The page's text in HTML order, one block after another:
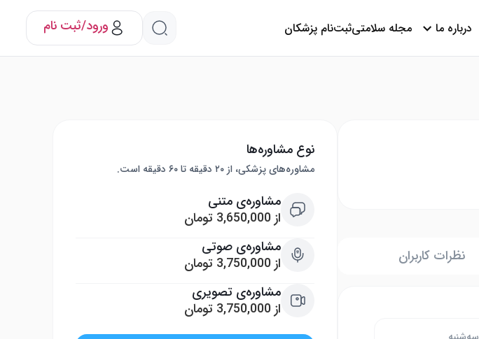
درباره ما مجله سلامتیثبت‌نام پزشکان ورود/ثبت نام
نظرات کاربران
نوع مشاوره‌ها
مشاوره‌های پزشکی، از ۲۰ دقیقه تا ۶۰ دقیقه است.
مشاوره‌ی متنی
از 3,650,000 تومان
مشاوره‌ی صوتی
از 3,750,000 تومان
مشاوره‌ی تصویری
از 3,750,000 تومان